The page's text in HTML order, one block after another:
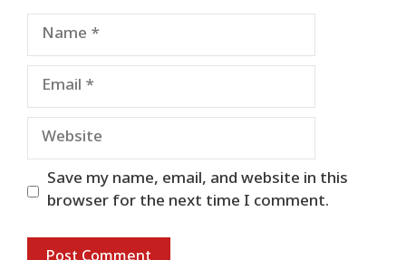
Name
Email
Website
Save my name, email, and website in this
browser for the next time I comment.